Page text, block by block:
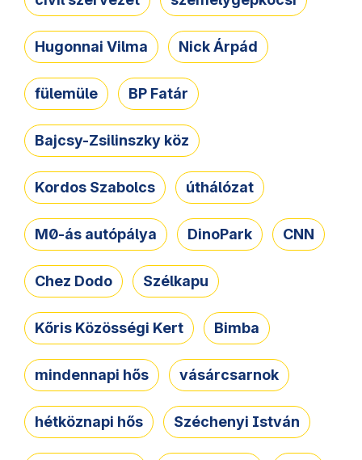
Hugonnai Vilma Nick Árpád
fülemüle BP Fatár
Bajcsy-Zsilinszky köz
Kordos Szabolcs úthálózat
M0-ás autópálya DinoPark CNN
Chez Dodo Szélkapu
Kőris Közösségi Kert Bimba
mindennapi hős vásárcsarnok
hétköznapi hős Széchenyi István